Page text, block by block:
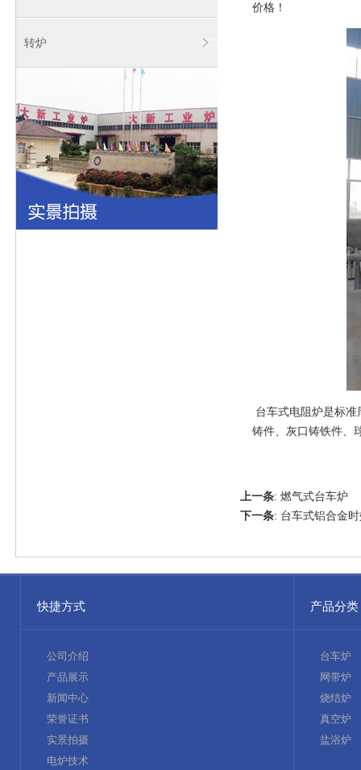
转炉
价格！
台车式电阻炉是标
铸件、灰口铸铁件、
上一条: 燃气式台车炉
下一条: 台车式铝合金
快捷方式 产品分类
公司介绍
产品展示
新闻中心
荣誉证书
实景拍摄
电炉技术
台车炉
网带炉
烧结炉
真空炉
盐浴炉